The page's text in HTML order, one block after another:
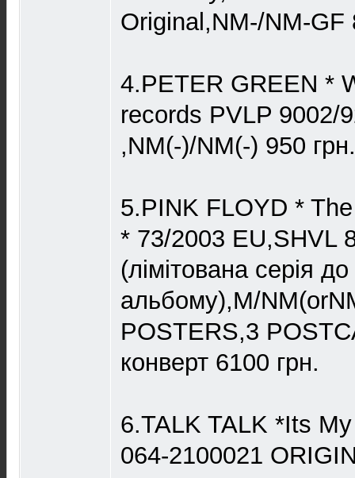
Original,NM-/NM-GF
4.PETER GREEN *
records PVLP 9002/
,NM(-)/NM(-) 950 грн.
5.PINK FLOYD *
* 73/2003 EU,SHVL
(лімітована серія
альбому),M/
POSTERS,3
конверт 6100 грн.
6.TALK TALK *Its
064-2100021